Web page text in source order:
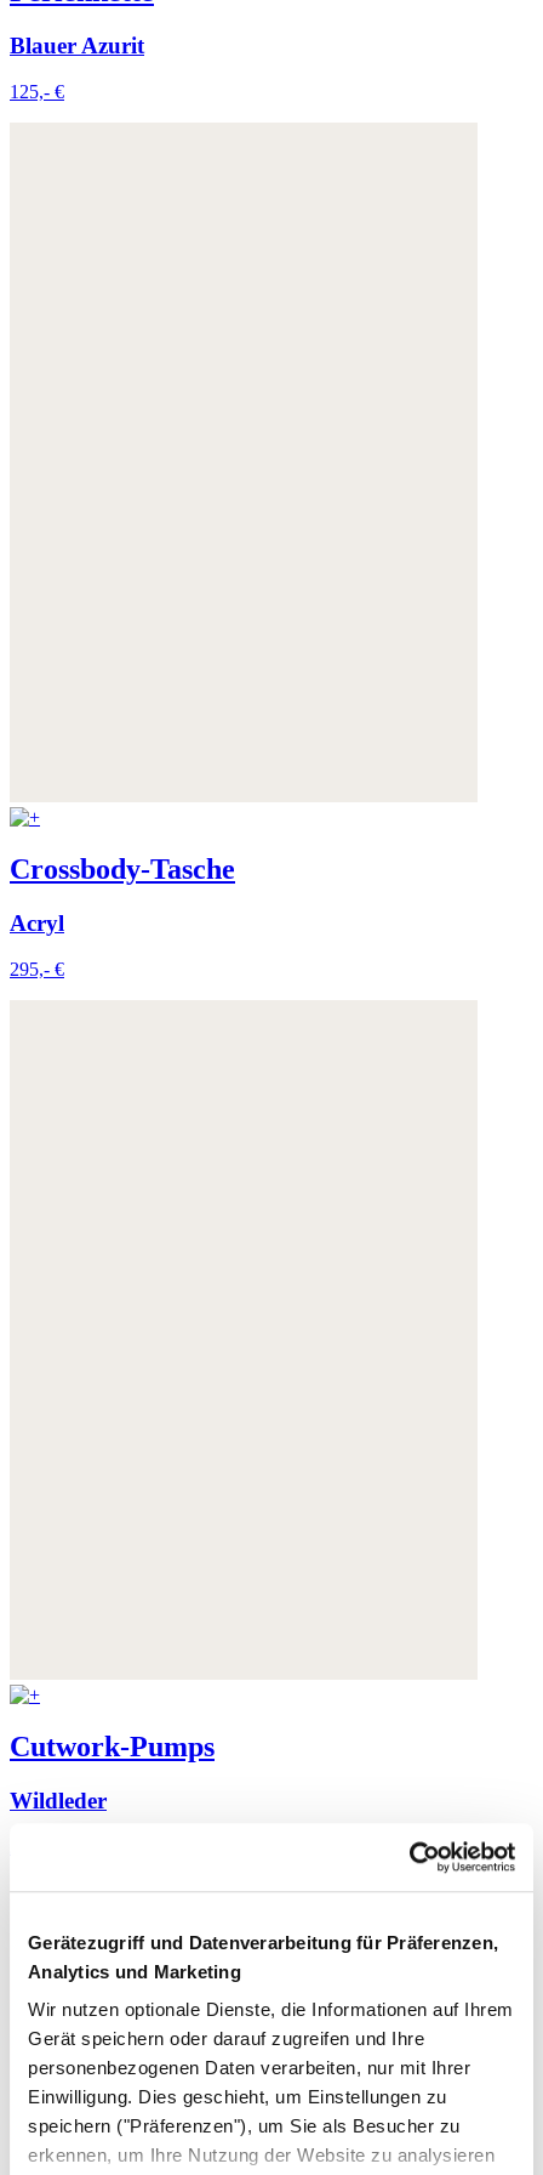
Gerätezugriff und Datenverarbeitung für Präferenzen,
Analytics und Marketing
Wir nutzen optionale Dienste, die Informationen auf Ihrem
Gerät speichern oder darauf zugreifen und Ihre
personenbezogenen Daten verarbeiten, nur mit Ihrer
Einwilligung. Dies geschieht, um Einstellungen zu
speichern ("Präferenzen"), um Sie als Besucher zu
erkennen, um Ihre Nutzung der Website zu analysieren
Blauer Azurit
125,- €
Crossbody-Tasche
Acryl
295,- €
Cutwork-Pumps
Wildleder